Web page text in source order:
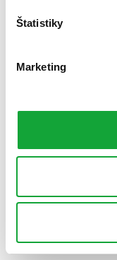
Štatistiky
Marketing